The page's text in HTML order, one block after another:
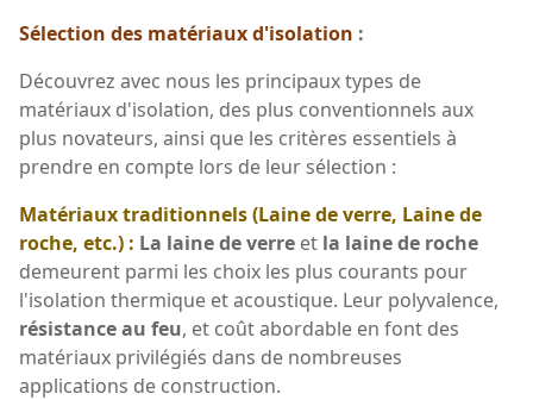
Sélection des matériaux d'isolation :
Découvrez avec nous les principaux types de
matériaux d'isolation, des plus conventionnels aux
plus novateurs, ainsi que les critères essentiels à
prendre en compte lors de leur sélection :
Matériaux traditionnels (Laine de verre, Laine de
roche, etc.) : La laine de verre et la laine de roche
demeurent parmi les choix les plus courants pour
l'isolation thermique et acoustique. Leur polyvalence,
résistance au feu, et coût abordable en font des
matériaux privilégiés dans de nombreuses
applications de construction.